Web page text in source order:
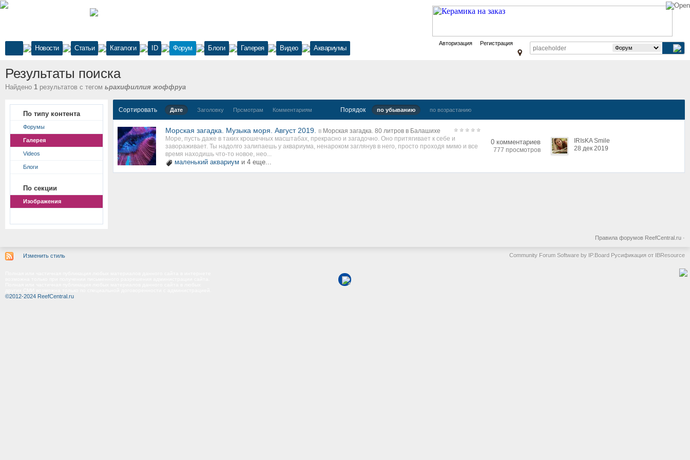
Новости Статьи Каталоги ID Форум Блоги Галерея Видео Аквариумы
Авторизация Регистрация
Результаты поиска
Найдено 1 результатов с тегом ьрахифиллия жоффруа
По типу контента
Форумы
Галерея
Videos
Блоги
По секции
Изображения
Сортировать Дате Заголовку Прсмотрам Комментариям Порядок по убыванию по возрастанию
Морская загадка. Музыка моря. Август 2019. в Морская загадка. 80 литров в Балашихе
Море, пусть даже в таких крошечных масштабах, прекрасно и загадочно. Оно притягивает к себе и
завораживает. Ты надолго залипаешь у аквариума, ненароком заглянув в него, просто проходя мимо и все
время находишь что-то новое, нео...
маленький аквариум и 4 еще...
0 комментариев
777 просмотров
IRIsKA Smile
28 дек 2019
Правила форумов ReefCentral.ru ·
Изменить стиль Community Forum Software by IP.Board Русификация от IBResource
©2012-2024 ReefCentral.ru